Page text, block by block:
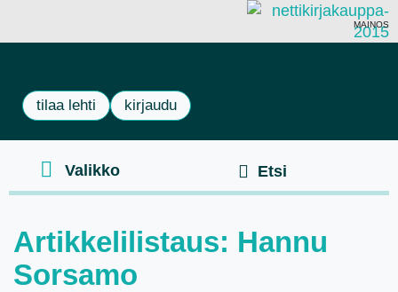
MAINOS
tilaa lehti kirjaudu
Artikkelilistaus: Hannu
Sorsamo